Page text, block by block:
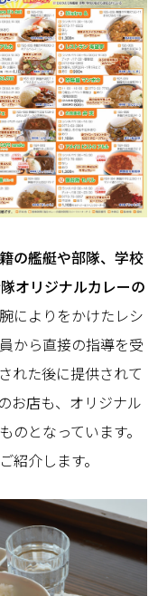
の艦艇や部隊、学校
オリジナルカレーの
によりをかけたレシ
から直接の指導を受
れた後に提供されて
お店も、オリジナル
のとなっています。
紹介します。